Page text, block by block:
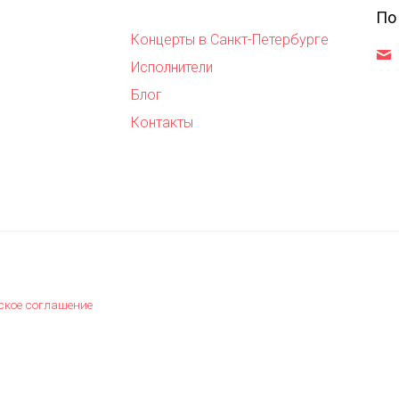
Концерты в Санкт-Петербурге
Исполнители
Блог
Контакты
соглашение